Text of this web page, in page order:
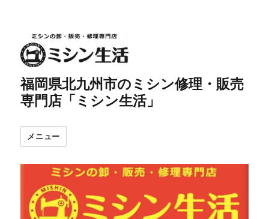
福岡県北九州市のミシン修理・販売
専門店「ミシン生活」
メニュー